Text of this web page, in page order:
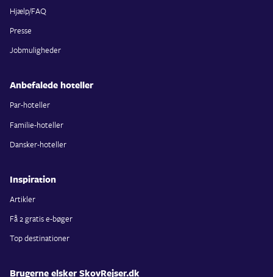
Hjælp/FAQ
Presse
Jobmuligheder
Anbefalede hoteller
Par-hoteller
Familie-hoteller
Dansker-hoteller
Inspiration
Artikler
Få 2 gratis e-bøger
Top destinationer
Brugerne elsker SkovRejser.dk